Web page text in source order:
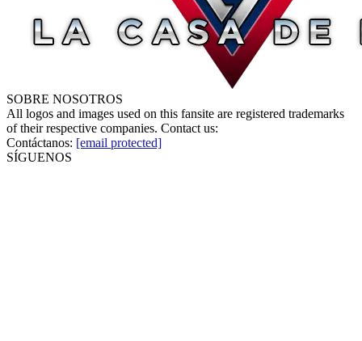
SOBRE NOSOTROS
All logos and images used on this fansite are registered trademarks
of their respective companies. Contact us:
Contáctanos: [email protected]
SÍGUENOS